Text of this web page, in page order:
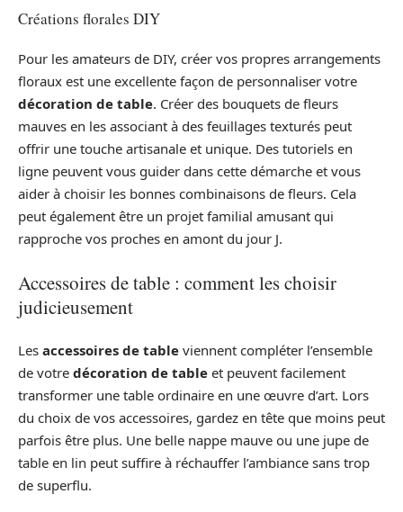
Créations florales DIY
Pour les amateurs de DIY, créer vos propres arrangements
floraux est une excellente façon de personnaliser votre
décoration de table. Créer des bouquets de fleurs
mauves en les associant à des feuillages texturés peut
offrir une touche artisanale et unique. Des tutoriels en
ligne peuvent vous guider dans cette démarche et vous
aider à choisir les bonnes combinaisons de fleurs. Cela
peut également être un projet familial amusant qui
rapproche vos proches en amont du jour J.
Accessoires de table : comment les choisir
judicieusement
Les accessoires de table viennent compléter l’ensemble
de votre décoration de table et peuvent facilement
transformer une table ordinaire en une œuvre d’art. Lors
du choix de vos accessoires, gardez en tête que moins peut
parfois être plus. Une belle nappe mauve ou une jupe de
table en lin peut suffire à réchauffer l’ambiance sans trop
de superflu.